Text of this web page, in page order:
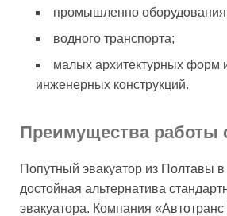
промышленно
водного транспорта;
малых архитектурных форм
инженерных конструкций.
Преимущества работы
Попутный эвакуатор из Полтавы
достойная альтернатива
эвакуатора. Компания